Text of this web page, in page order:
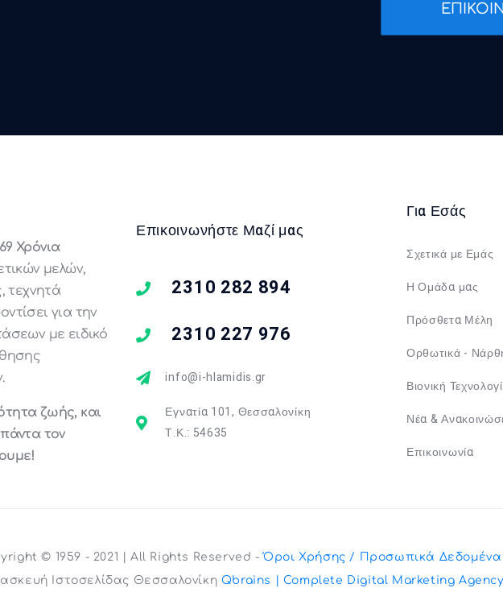
69 Χρόνια
μελών,
τεχνητά
για την
με ειδικό
ζωής, και
τον
Επικοινωνήστε Μαζί μας
2310 282 894
2310 227 976
info@i-hlamidis.gr
Εγνατία 101, Θεσσαλονίκη
Τ.Κ.: 54635
Για Εσάς
Σχετικά με Εμάς
Η Ομάδα μας
Πρόσθετα Μέλη
Ορθωτικά -
Βιονική
Νέα &
Επικοινωνία
© 1959 - 2021 | All Rights Reserved -Όροι Χρήσης / Προσωπικά Δεδομένα
Ιστοσελίδας Θεσσαλονίκη Qbrains | Complete Digital Marketing